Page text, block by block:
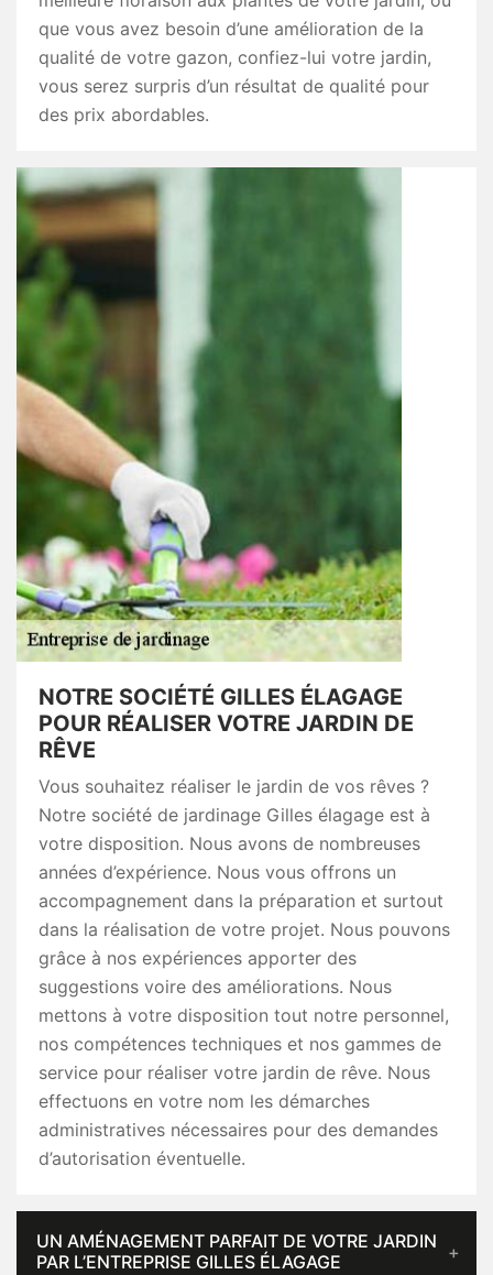
que vous avez besoin d’une amélioration de la
qualité de votre gazon, confiez-lui votre jardin,
vous serez surpris d’un résultat de qualité pour
des prix abordables.
NOTRE SOCIÉTÉ GILLES ÉLAGAGE
POUR RÉALISER VOTRE JARDIN DE
RÊVE
Vous souhaitez réaliser le jardin de vos rêves ?
Notre société de jardinage Gilles élagage est à
votre disposition. Nous avons de nombreuses
années d’expérience. Nous vous offrons un
accompagnement dans la préparation et surtout
dans la réalisation de votre projet. Nous pouvons
grâce à nos expériences apporter des
suggestions voire des améliorations. Nous
mettons à votre disposition tout notre personnel,
nos compétences techniques et nos gammes de
service pour réaliser votre jardin de rêve. Nous
effectuons en votre nom les démarches
administratives nécessaires pour des demandes
d’autorisation éventuelle.
UN AMÉNAGEMENT PARFAIT DE VOTRE JARDIN
PAR L’ENTREPRISE GILLES ÉLAGAGE